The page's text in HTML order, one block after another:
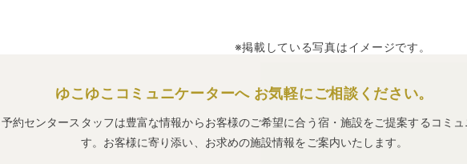
※掲載している写真はイメージです。
ゆこゆこコミュニケーターへ お気軽にご相談ください。
約センタースタッフは豊富な情報からお客様のご希望に合う宿・施設をご提案するコミ
す。お客様に寄り添い、お求めの施設情報をご案内いたします。